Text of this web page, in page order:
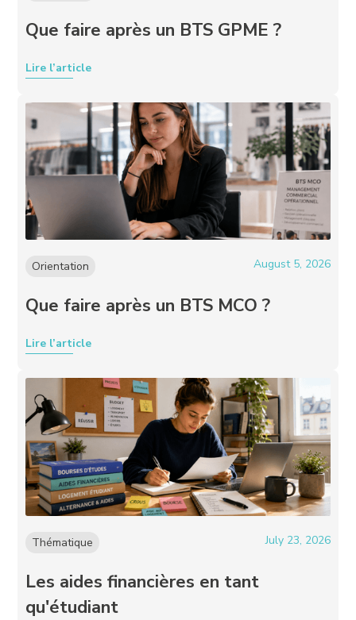
Que faire après un BTS GPME ?
Lire l’article
Orientation August 5, 2026
Que faire après un BTS MCO ?
Lire l’article
Thématique July 23, 2026
Les aides financières en tant
qu'étudiant